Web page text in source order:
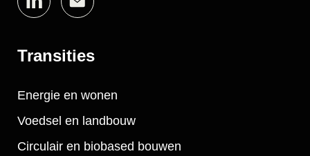
Transities
Energie en wonen
Voedsel en landbouw
Circulair en biobased bouwen